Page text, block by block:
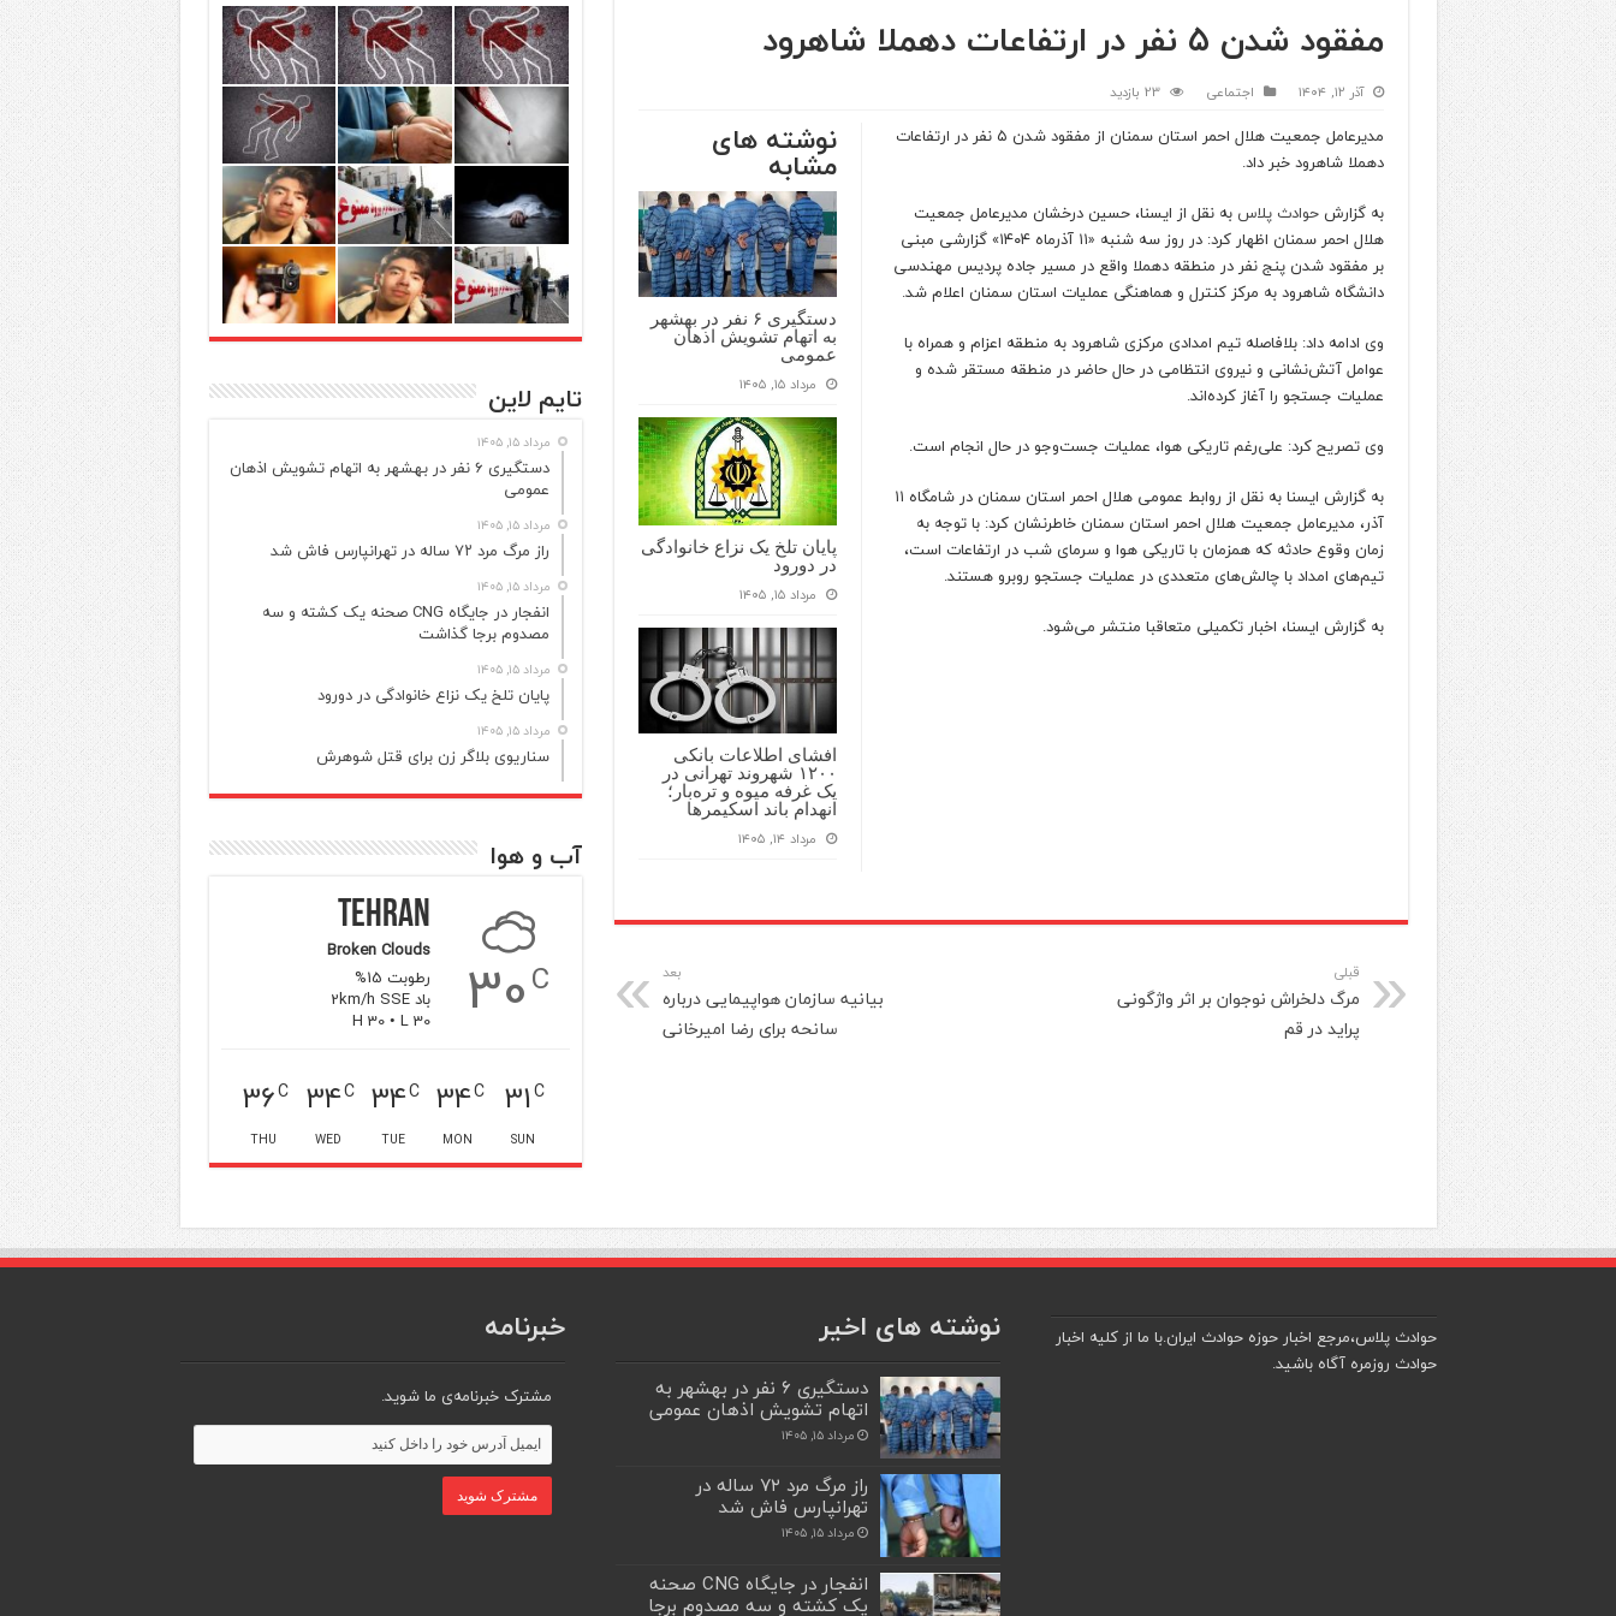
مفقود شدن ۵ نفر در ارتفاعات دهملا شاهرود
آذر ۱۲, ۱۴۰۴ اجتماعی 23 بازدید
نوشته های
مشابه
دستگیری ۶ نفر در بهشهر
به اتهام تشویش اذهان
عمومی
مرداد ۱۵, ۱۴۰۵
پایان تلخ یک نزاع خانوادگی
در دورود
مرداد ۱۵, ۱۴۰۵
افشای اطلاعات بانکی
۱۲۰۰ شهروند تهرانی در
یک غرفه میوه و تره‌بار؛
انهدام باند اسکیمرها
مرداد ۱۴, ۱۴۰۵
مدیرعامل جمعیت هلال احمر استان سمنان از مفقود شدن ۵ نفر در ارتفاعات
دهملا شاهرود خبر داد.
به گزارشحوادث پلاس به نقل از ایسنا، حسین درخشان مدیرعامل جمعیت
هلال احمر سمنان اظهار کرد: در روز سه شنبه «۱۱ آذرماه ۱۴۰۴» گزارشی مبنی
بر مفقود شدن پنج نفر در منطقه دهملا واقع در مسیر جاده پردیس مهندسی
دانشگاه شاهرود به مرکز کنترل و هماهنگی عملیات استان سمنان اعلام شد.
وی ادامه داد: بلافاصله تیم‌ امدادی مرکزی شاهرود به منطقه اعزام و همراه با
عوامل آتش‌نشانی و نیروی انتظامی در حال حاضر در منطقه مستقر شده و
عملیات جستجو را آغاز کرده‌اند.
وی تصریح کرد: علی‌رغم تاریکی هوا، عملیات جست‌وجو در حال انجام است.
به گزارش ایسنا به نقل از روابط عمومی هلال احمر استان سمنان در شامگاه ۱۱
آذر، مدیرعامل جمعیت هلال احمر استان سمنان خاطرنشان کرد: با توجه به
زمان وقوع حادثه که همزمان با تاریکی هوا و سرمای شب در ارتفاعات است،
تیم‌های امداد با چالش‌های متعددی در عملیات جستجو روبرو هستند.
به گزارش ایسنا، اخبار تکمیلی متعاقبا منتشر می‌شود.
قبلی
مرگ دلخراش نوجوان بر اثر واژگونی
پراید در قم
بعد
بیانیه سازمان هواپیمایی درباره
سانحه برای رضا امیرخانی
تایم لاین
مرداد ۱۵, ۱۴۰۵
دستگیری ۶ نفر در بهشهر به اتهام تشویش اذهان
عمومی
مرداد ۱۵, ۱۴۰۵
راز مرگ مرد ۷۲ ساله در تهرانپارس فاش شد
مرداد ۱۵, ۱۴۰۵
انفجار در جایگاه CNG صحنه یک کشته و سه
مصدوم برجا گذاشت
مرداد ۱۵, ۱۴۰۵
پایان تلخ یک نزاع خانوادگی در دورود
مرداد ۱۵, ۱۴۰۵
سناریوی بلاگر زن برای قتل شوهرش
آب و هوا
30C
Tehran
Broken Clouds
رطوبت 15%
باد 2km/h SSE
H 30 • L 30
31C
SUN
34C
MON
34C
TUE
34C
WED
36C
THU
حوادث پلاس،مرجع اخبار حوزه حوادث ایران.با ما از کلیه اخبار
حوادث روزمره آگاه باشید.
نوشته های اخیر
دستگیری ۶ نفر در بهشهر به
اتهام تشویش اذهان عمومی
مرداد ۱۵, ۱۴۰۵
راز مرگ مرد ۷۲ ساله در
تهرانپارس فاش شد
مرداد ۱۵, ۱۴۰۵
انفجار در جایگاه CNG صحنه
یک کشته و سه مصدوم برجا
خبرنامه
مشترک خبرنامه‌ی ما شوید.